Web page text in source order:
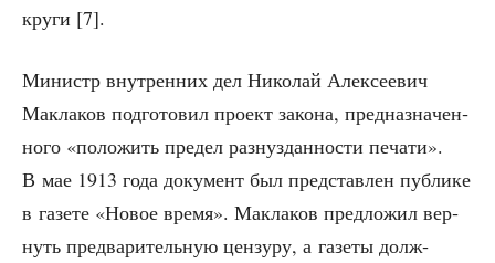
кру­ги [7].
Министр внут­рен­них дел Нико­лай Алек­се­е­вич
Макла­ков под­го­то­вил про­ект зако­на, пред­на­зна­чен­
но­го «поло­жить пре­дел раз­нуз­дан­но­сти печа­ти».
В мае 1913 года доку­мент был пред­став­лен пуб­ли­ке
в газе­те «Новое вре­мя». Макла­ков пред­ло­жил вер­
нуть пред­ва­ри­тель­ную цен­зу­ру, а газе­ты долж­